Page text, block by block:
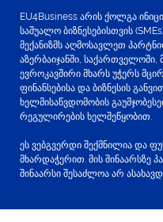
EU4Business არის ქოლგა
საშუალო ბიზნესებისთვის
მექანიზმს აღმოსავლეთ
აზერბაიჯანში,
ევროკავშირი მხარს უჭერს
ფინანსებისა და ბიზნესის
ხელმისაწვდომობის
რეგულირების ხელშეწყობით.
ეს ვებგვერდი შექმნილია და
მხარდაჭერით. მის შინაარსზე
შინაარსი შესაძლოა არ